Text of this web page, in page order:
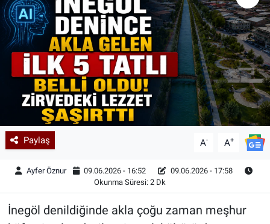
Paylaş A- A+
Ayfer Öznur 09.06.2026 - 16:52
09.06.2026 - 17:58
Okunma Süresi: 2 Dk
İnegöl denildiğinde akla çoğu zaman meşhur
Siyaset
Teknoloji
Yazarlar
Astroloji-Rüya